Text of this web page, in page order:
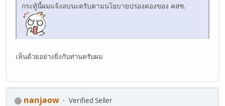
กระทู้นี้ผมแจ้งลบนะครับตามนโยบายปรองดองของ คสช.
เห็นด้วยอย่างยิ่งกับท่านครับผม
nanjaow
Verified Seller